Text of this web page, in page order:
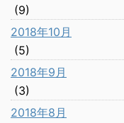
(9)
2018年10月
(5)
2018年9月
(3)
2018年8月